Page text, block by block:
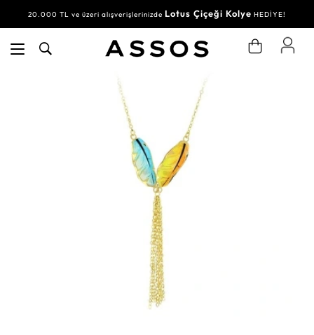
20.000 TL ve üzeri alışverişlerinizde Lotus Çiçeği Kolye HEDİYE!